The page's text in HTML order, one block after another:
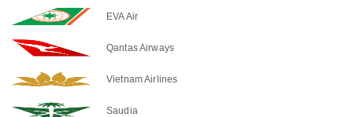
EVA Air
Qantas Airways
Vietnam Airlines
Saudia